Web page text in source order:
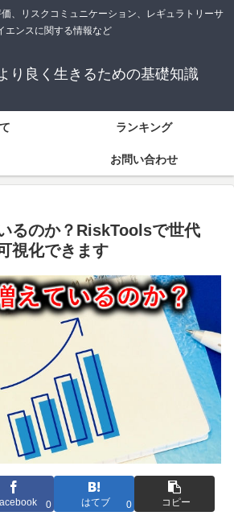
、リスクコミュニケーション、レギュラトリーサ
エンスに関する情報など
り良く生きるための基礎知識
ランキング
お問い合わせ
るのか？RiskToolsで世代
視化できます
0 はてブ 0 コピー